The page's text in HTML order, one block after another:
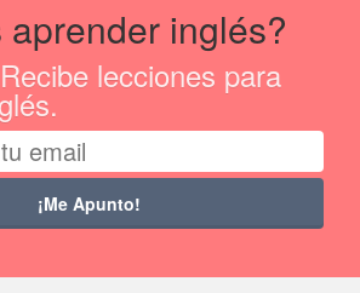
inglés?
lecciones para